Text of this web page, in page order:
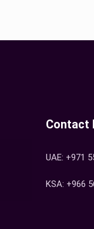
Contact
UAE: +971
KSA: +966